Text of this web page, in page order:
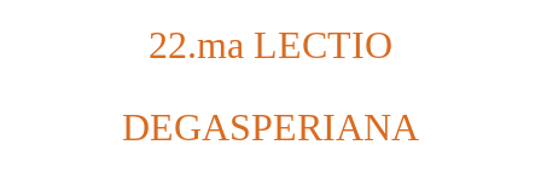
22.ma LECTIO
DEGASPERIANA